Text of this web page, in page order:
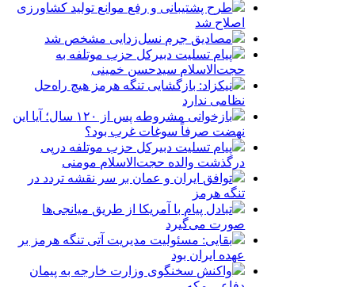
طرح پشتیبانی و رفع موانع تولید کشاورزی
اصلاح شد
مصادیق جرم نسل‌زدایی مشخص شد
پیام تسلیت دبیرکل حزب موتلفه به
حجت‌الاسلام سیدحسن خمینی
نیکزاد: بازگشایی تنگه هرمز هیچ راه‌حل
نظامی ندارد
بازخوانی مشروطه پس از ۱۲۰ سال؛ آیا این
نهضت صرفاً سوغات غرب بود؟
پیام تسلیت دبیرکل حزب موتلفه درپی
درگذشت والده حجت‌الاسلام مومنی
توافق ایران و عمان بر سر نقشه تردد در
تنگه هرمز
تبادل پیام با آمریکا از طریق میانجی‌ها
صورت می‌گیرد
بقایی: مسئولیت مدیریت آتی تنگه هرمز بر
عهده ایران بود
واکنش سخنگوی وزارت خارجه به پیمان